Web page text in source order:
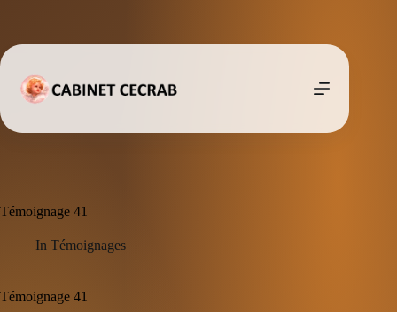
Témoignage 41
In Témoignages
Témoignage 41